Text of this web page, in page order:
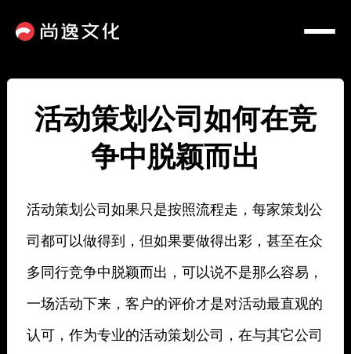
活动策划公司如何在竞
争中脱颖而出
活动策划公司如果只是按照流程走，每家策划公
司都可以做得到，但如果要做得出彩，甚至在众
多同行竞争中脱颖而出，可以说不是那么容易，
一场活动下来，客户的评价才是对活动最直观的
认可，作为专业的活动策划公司，在与其它公司